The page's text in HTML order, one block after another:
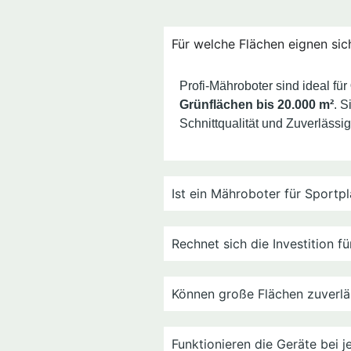
Für welche Flächen eignen
Profi-Mähroboter sind ideal für
Grünflächen bis 20.000 m².
Schnittqualität und
Ist ein Mähroboter für
Rechnet sich die Investition
Können große Flächen
Funktionieren die Geräte bei